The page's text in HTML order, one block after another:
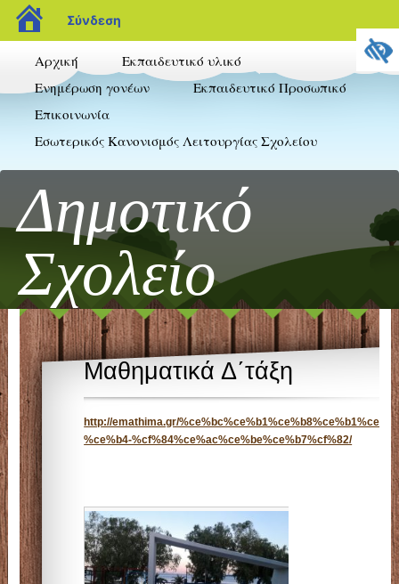
blogs.sch.gr
Σύνδεση
Αρχική
Εκπαιδευτικό υλικό
Ενημέρωση γονέων
Εκπαιδευτικό Προσωπικό
Επικοινωνία
Εσωτερικός Κανονισμός Λειτουργίας Σχολείου
Δημοτικό
Σχολείο
Πλαταριάς
Μαθηματικά Δ΄τάξη
http://emathima.gr/
%ce%b4-%cf%84%ce%ac%ce%be%ce%b7%cf%82/